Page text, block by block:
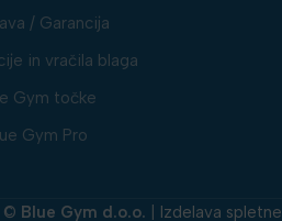
/ Garancija
in vračila blaga
Gym točke
Gym Pro
© Blue Gym d.o.o. Izdelava spletne